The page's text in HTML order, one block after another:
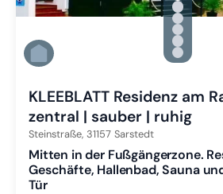
Zu
Zu Slide
Zu Slide
Zu Slide
Zu Slide
Zu Slide
KLEEBLATT Residenz am
zentral | sauber | ruhig
Steinstraße, 31157 Sarstedt
Mitten in der Fußgängerzone.
Geschäfte, Hallenbad, Sauna
Tür